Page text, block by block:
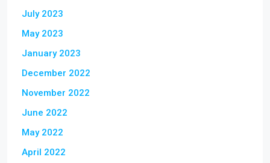
July 2023
May 2023
January 2023
December 2022
November 2022
June 2022
May 2022
April 2022